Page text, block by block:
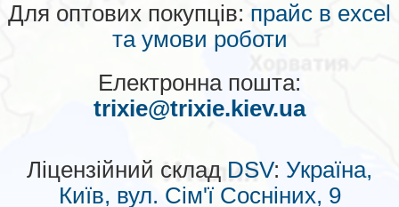
Для оптових покупців: прайс в excel
та умови роботи
Електронна пошта:
trixie@trixie.kiev.ua
Ліцензійний склад DSV: Україна,
Київ, вул. Сім'ї Сосніних, 9